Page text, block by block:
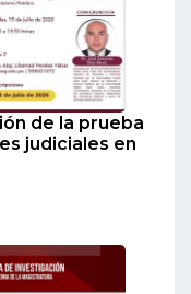
de la prueba
judiciales en